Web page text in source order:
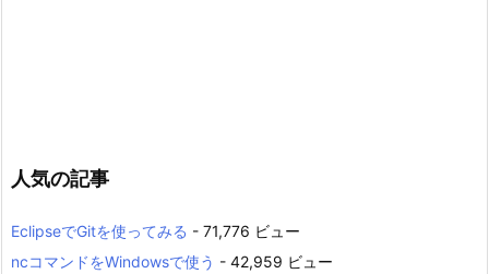
人気の記事
EclipseでGitを使ってみる - 71,776 ビュー
ncコマンドをWindowsで使う - 42,959 ビュー